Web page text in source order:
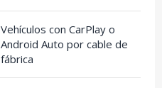
Vehículos con CarPlay o
Android Auto por cable de
fábrica